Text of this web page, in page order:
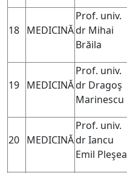
18 MEDICINĂ
Prof. univ.
dr Mihai
Brăila
19 MEDICINĂ
Prof. univ.
dr Dragoş
Marinescu
20 MEDICINĂ
Prof. univ.
dr Iancu
Emil Pleşea